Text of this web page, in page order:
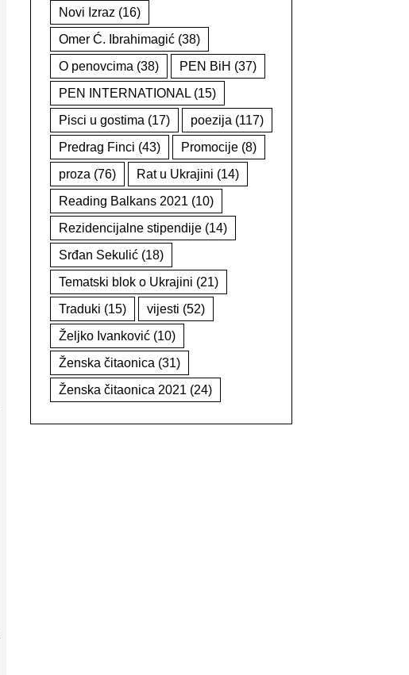
Novi Izraz (16)
Omer Ć. Ibrahimagić (38)
O penovcima (38) PEN BiH (37)
PEN INTERNATIONAL (15)
Pisci u gostima (17) poezija (117)
Predrag Finci (43) Promocije (8)
proza (76) Rat u Ukrajini (14)
Reading Balkans 2021 (10)
Rezidencijalne stipendije (14)
Srđan Sekulić (18)
Tematski blok o Ukrajini (21)
Traduki (15) vijesti (52)
Željko Ivanković (10)
Ženska čitaonica (31)
Ženska čitaonica 2021 (24)